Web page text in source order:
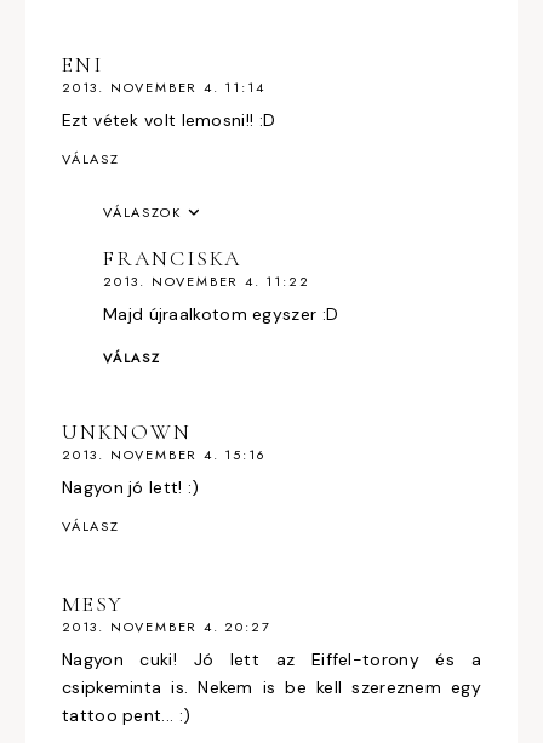
ENI
2013. NOVEMBER 4. 11:14
Ezt vétek volt lemosni!! :D
VÁLASZ
VÁLASZOK
FRANCISKA
2013. NOVEMBER 4. 11:22
Majd újraalkotom egyszer :D
VÁLASZ
UNKNOWN
2013. NOVEMBER 4. 15:16
Nagyon jó lett! :)
VÁLASZ
MESY
2013. NOVEMBER 4. 20:27
Nagyon cuki! Jó lett az Eiffel-torony és a
csipkeminta is. Nekem is be kell szereznem egy
tattoo pent... :)